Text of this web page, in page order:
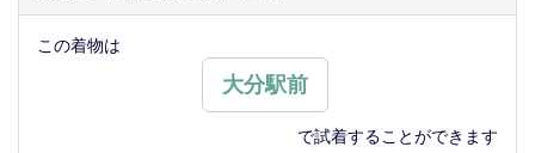
この着物は
大分駅前
で試着することができます